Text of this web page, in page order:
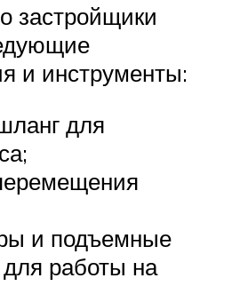
застройщики
и инструменты:
для
и подъемные
работы на